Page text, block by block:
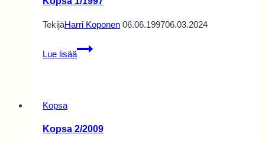
TekijäHarri Koponen 06.06.199706.03.2024
Lue lisää
Kopsa
1/1997
Kopsa
Kopsa 2/2009